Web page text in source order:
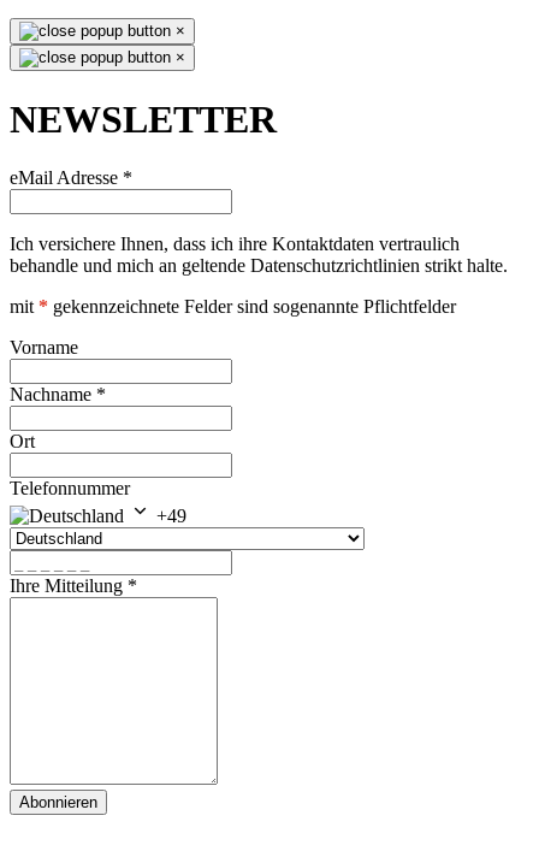
×
×
NEWSLETTER
eMail Adresse *
Ich versichere Ihnen, dass ich ihre Kontaktdaten vertraulich
behandle und mich an geltende Datenschutzrichtlinien strikt halte.
mit * gekennzeichnete Felder sind sogenannte Pflichtfelder
Vorname
Nachname *
Ort
Telefonnummer
+49
Ihre Mitteilung *
Abonnieren